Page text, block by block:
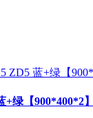
绿【900*400*2】